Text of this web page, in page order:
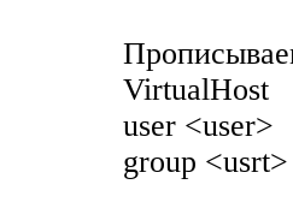
VirtualHost
user <user>
group <usrt>